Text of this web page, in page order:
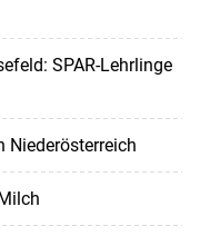
SPAR-Lehrlinge
Niederösterreich